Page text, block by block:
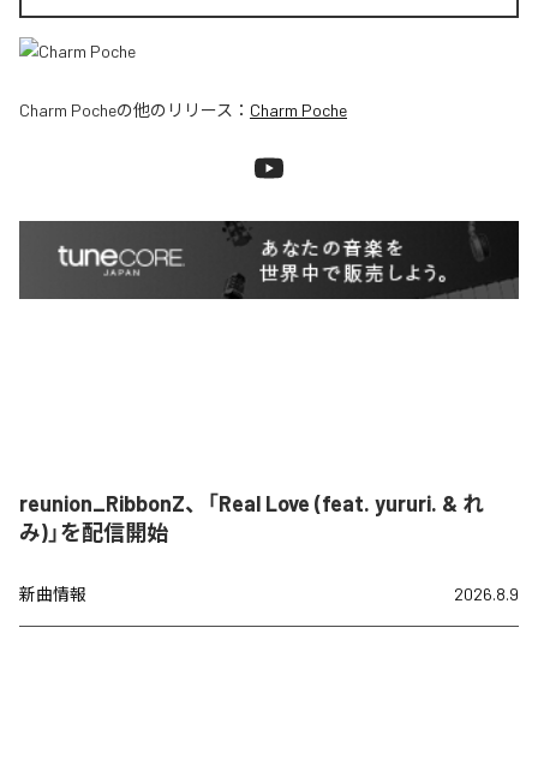
Charm Pocheの他のリリース： Charm Poche
reunion_RibbonZ、「Real Love (feat. yururi. & れ
み)」を配信開始
新曲情報 2026.8.9